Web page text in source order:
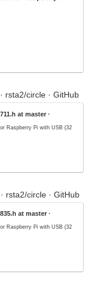
rsta2/circle · GitHub
at master ·
Raspberry Pi with USB (32
rsta2/circle · GitHub
at master ·
Raspberry Pi with USB (32